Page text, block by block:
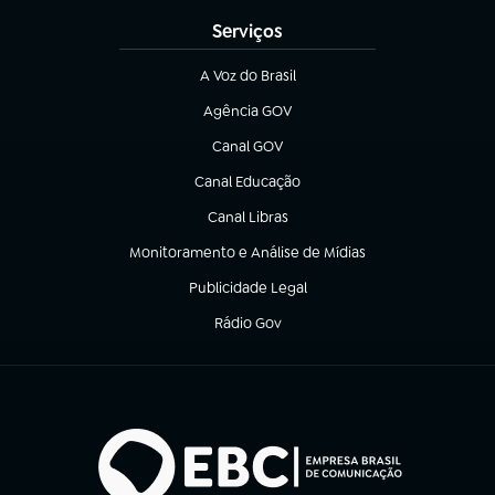
Serviços
A Voz do Brasil
(abre em nova aba)
Agência GOV
(abre em nova aba)
Canal GOV
(abre em nova aba)
Canal Educação
(abre em nova aba)
Canal Libras
(abre em nova aba)
Monitoramento e Análise de Mídias
(abre em nova aba)
Publicidade Legal
(abre em nova aba)
Rádio Gov
(abre em nova aba)